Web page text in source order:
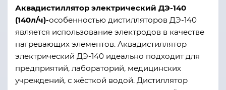
​​​​​​​Аквадистиллятор электрический ДЭ-140
(140л/ч)-особенностью дистилляторов ДЭ-140
является использование электродов в качестве
нагревающих элементов. Аквадистиллятор
электрический ДЭ-140 идеально подходит для
предприятий, лабораторий, медицинских
учреждений, с жёсткой водой. Дистиллятор